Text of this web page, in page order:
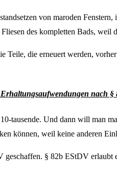
von maroden
des kompletten Bads, weil
Teile, die erneuert werden,
nach §
tausende. Und dann will man
können, weil keine anderen
§ 82b EStDV